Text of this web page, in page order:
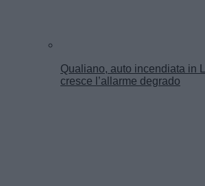
Qualiano, auto incendiata in
cresce l’allarme degrado